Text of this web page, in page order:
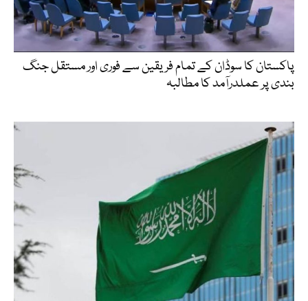
پاکستان کا سوڈان کے تمام فریقین سے فوری اور مستقل جنگ
بندی پر عملدرآمد کا مطالبہ